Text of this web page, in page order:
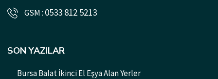
GSM : 0533 812 5213
SON YAZILAR
Bursa Balat İkinci El Eşya Alan Yerler